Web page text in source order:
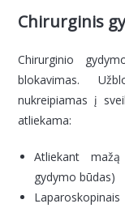
Chirurginis
Chirurginio
blokavimas.
nukreipiamas į
atliekama:
Atliekant
gydymo būdas)